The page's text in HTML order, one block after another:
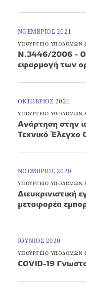
ΝΟΕΜΒΡΙΟΣ 2021
ΥΠΟΥΡΓΕΙΟ
Ν.3446/2006 -
εφαρμογή των
ΟΚΤΩΒΡΙΟΣ 2021
ΥΠΟΥΡΓΕΙΟ
Ανάρτηση στην
Τεχνικό Έλεγχο
ΝΟΕΜΒΡΙΟΣ 2020
ΥΠΟΥΡΓΕΙΟ
Διευκρινιστική
μεταφορέα
ΙΟΥΝΙΟΣ 2020
ΥΠΟΥΡΓΕΙΟ
COVID-19